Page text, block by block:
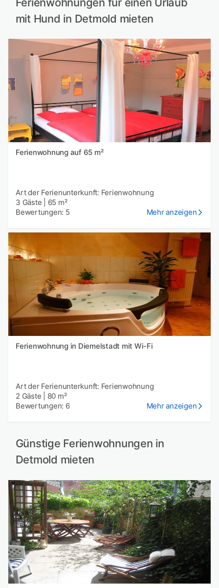
mit Hund in Detmold mieten
Ferienwohnung auf 65 m²
Art der Ferienunterkunft: Ferienwohnung
3 Gäste
65 m²
Bewertungen: 5
Mehr anzeigen
Ferienwohnung in Diemelstadt mit Wi-Fi
Art der Ferienunterkunft: Ferienwohnung
2 Gäste
80 m²
Bewertungen: 6
Mehr anzeigen
Günstige Ferienwohnungen in
Detmold mieten